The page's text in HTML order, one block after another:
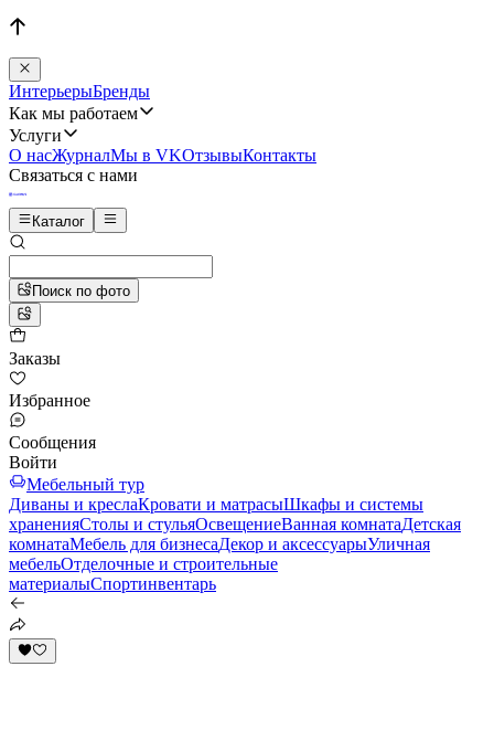
ИнтерьерыБренды
Как мы работаем
Услуги
О насЖурналМы в VKОтзывыКонтакты
Связаться с нами
Каталог
Поиск по фото
Заказы
Избранное
Сообщения
Войти
Мебельный тур
Диваны и креслаКровати и матрасыШкафы и системы
храненияСтолы и стульяОсвещениеВанная комнатаДетская
комнатаМебель для бизнесаДекор и аксессуарыУличная
мебельОтделочные и строительные
материалыСпортинвентарь